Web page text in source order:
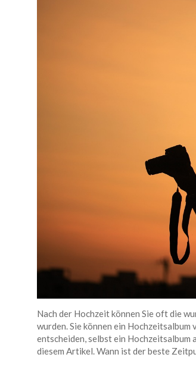
Nach der Hochzeit können Sie oft die
wurden. Sie können ein
entscheiden, selbst ein Hochzeitsalbum
diesem Artikel. Wann ist der beste